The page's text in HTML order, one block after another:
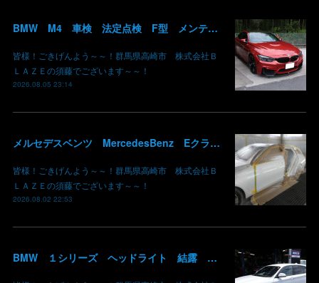
BMW M4 車検 法定点検 F型 メンテナンス ロアアーム 交換 群馬 高崎
皆様！ごきげんよう～～！群馬県高崎市 株式会社Ｂ
ＬＡＺＥの須藤でございます～～！
2026.08.05 23:14
メルセデスベンツ MercedesBenz Eクラス 213 板金 鈑金 修理 ドア バンパー サイドスカート クォーターパネル 保険 群馬 高崎
皆様！ごきげんよう～～！群馬県高崎市 株式会社Ｂ
ＬＡＺＥの須藤でございます～～！
2026.08.02 22:53
BMW １シリーズ ヘッドライト 結露 浸水 シーリング加工 水滴 株式会社BLAZE